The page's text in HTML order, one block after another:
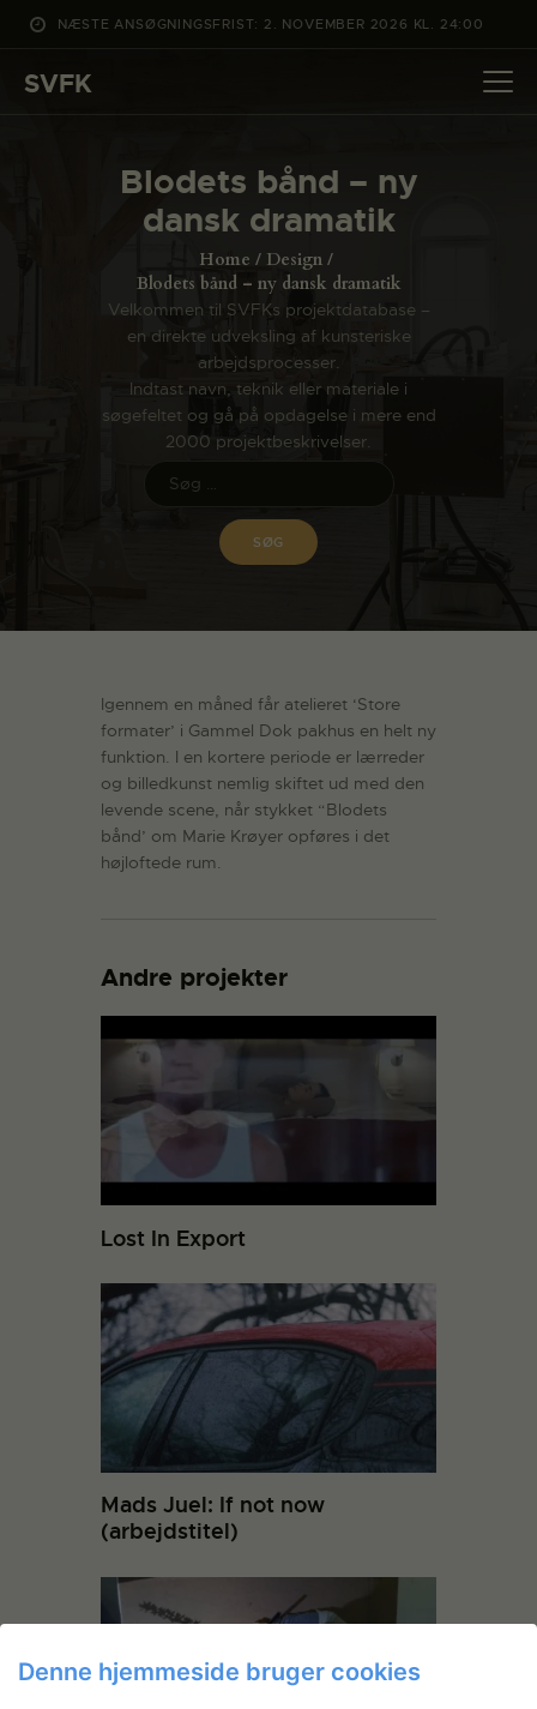
NÆSTE ANSØGNINGSFRIST: 2. NOVEMBER 2026 KL. 24:00
SVFK
Blodets bånd – ny
dansk dramatik
Home
Design
Blodets bånd – ny dansk dramatik
Velkommen til SVFKs projektdatabase –
en direkte udveksling af kunsteriske
arbejdsprocesser.
Indtast navn, teknik eller materiale i
søgefeltet og gå på opdagelse i mere end
2000 projektbeskrivelser.
DET SKER
PROJEKTER
ANSØG
OM SVFK
ENGLISH
Igennem en måned får atelieret ‘Store
formater’ i Gammel Dok pakhus en helt ny
funktion. I en kortere periode er lærreder
og billedkunst nemlig skiftet ud med den
levende scene, når stykket “Blodets
bånd’ om Marie Krøyer opføres i det
højloftede rum.
Andre projekter
Lost In Export
Mads Juel: If not now
(arbejdstitel)
Denne hjemmeside bruger cookies